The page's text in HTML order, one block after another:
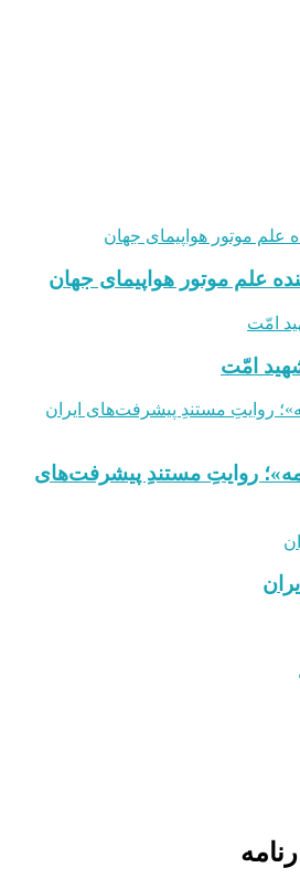
علم موتور هواپیمای جهان
امّت
روایتِ مستندِ پیشرفت‌های